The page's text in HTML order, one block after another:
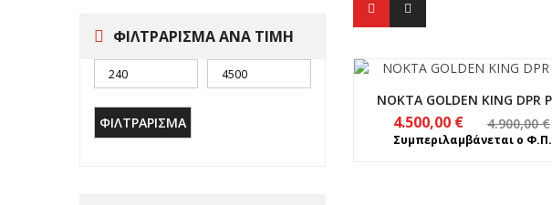
ΦΙΛΤΡΑΡΙΣΜΑ ΑΝΑ ΤΙΜΗ
ΦΙΛΤΡΆΡΙΣΜΑ
NOKTA GOLDEN KING DPR
4.900,00€
Original
price
4.500,00 €
τρέχουσα
Συμπεριλαμβάνεται ο